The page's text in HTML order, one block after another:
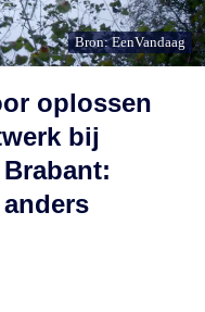
Bron: EenVandaag
oplossen
bij